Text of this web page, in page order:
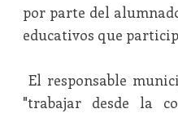
por parte del
educativos que
El responsable
"trabajar desde la